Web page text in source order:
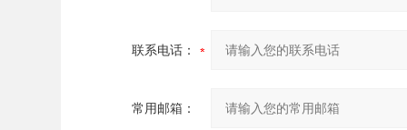
联系电话：
常用邮箱：